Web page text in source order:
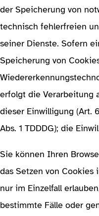
der Speicherung von
technisch fehlerfreien
seiner Dienste. Sofern
Speicherung von
erfolgt die Verarbeitung
dieser Einwilligung (Art.
Abs. 1 TDDDG); die
Sie können Ihren
das Setzen von
nur im Einzelfall
bestimmte Fälle oder